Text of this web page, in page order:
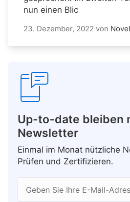
nun einen Blic
23. Dezember, 2022 von
Up-to-date bleiben
Newsletter
Einmal im Monat nützliche
Prüfen und Zertifizieren.
Geben Sie Ihre E-Mail-